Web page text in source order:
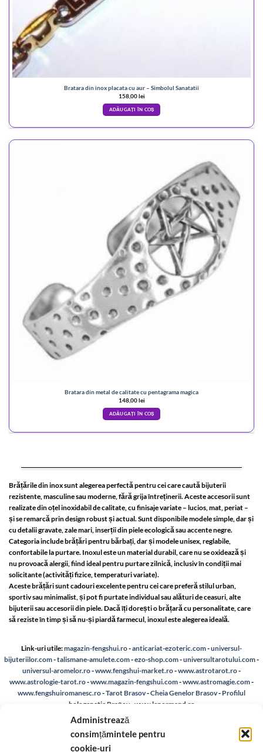
Administrează
consimțămintele pentru
cookie-uri
Bratara din inox placata cu aur – Simbolul Sanatatii
158,00lei
ADĂUGAȚI ÎN COȘ
Bratara din metal de calitate cu pentagrama magica
148,00lei
ADĂUGAȚI ÎN COȘ
Brățările din inox sunt alegerea perfectă pentru cei care caută bijuterii
rezistente, masculine sau moderne, fără grija întreținerii. Aceste accesorii sunt
realizate din oțel inoxidabil de calitate, cu finisaje variate – lucios, mat, periat –
și se remarcă prin design robust și actual. Sunt disponibile modele simple, dar și
cu detalii gravate, zale mari, inserții din piele ecologică sau accente negre.
Categoria include brățări pentru bărbați, dar și modele unisex, reglabile,
confortabile la purtare. Inoxul este un material durabil, care nu se oxidează și
nu provoacă alergii, fiind ideal pentru purtare zilnică, inclusiv în condiții mai
solicitante (activități fizice, temperaturi variate).
Aceste brățări sunt cadouri excelente pentru cei care preferă stilul urban,
sportiv sau minimalist, și pot fi purtate individual sau alături de ceasuri, alte
bijuterii sau accesorii din piele. Dacă îți dorești o brățară cu personalitate, care
să reziste în timp și să nu-și piardă farmecul, inoxul este alegerea ideală.
Link-uri utile:magazin-fengshui.ro-anticariat-ezoteric.com-universul-
bijuteriilor.com-talismane-amulete.com-ezo-shop.com-universultarotului.com-
universul-aromelor.ro-www.fengshui-market.ro-www.astrotarot.ro-
www.astrologie-tarot.ro-www.magazin-fengshui.com-www.astromagie.com-
www.fengshuiromanesc.ro-Tarot Brasov-Cheia Genelor Brasov- Profilul
hologenetic Brașov- www.lenormand.ro
reteaua astromagie- Termeni de utilizare
-Despre cookie-uri-Reclamații și retur